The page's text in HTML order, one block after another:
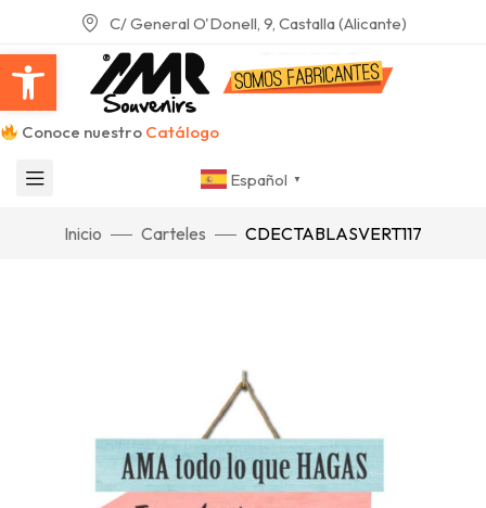
Abrir barra de herramientas
C/ General O'Donell, 9, Castalla (Alicante)
Conoce nuestro Catálogo
Español ▼
Inicio Carteles CDECTABLASVERT117